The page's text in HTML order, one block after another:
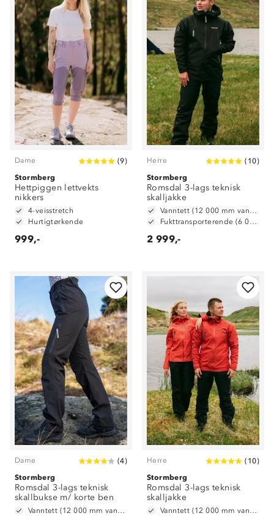
Dame (9)
Stormberg
Hettpiggen lettvekts
nikkers
4-veisstretch
Hurtigtørkende
999,-
Herre ( 10)
Stormberg
Romsdal 3-lags teknisk
skalljakke
Vanntett (12 000 mm vannsøyle)
Fukttransporterende (6 000 g/ m2/ 24t)
2 999,-
Dame (4)
Stormberg
Romsdal 3-lags teknisk
skallbukse m/ korte ben
Vanntett (12 000 mm vannsøyle)
Herre ( 10)
Stormberg
Romsdal 3-lags teknisk
skalljakke
Vanntett (12 000 mm vannsøyle)